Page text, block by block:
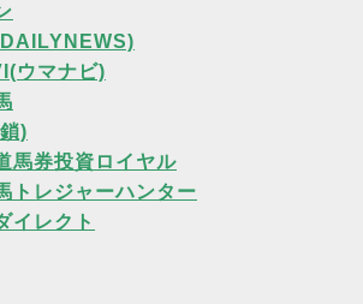
ウマナビ)
)
馬券投資ロイヤル
トレジャーハンター
イレクト